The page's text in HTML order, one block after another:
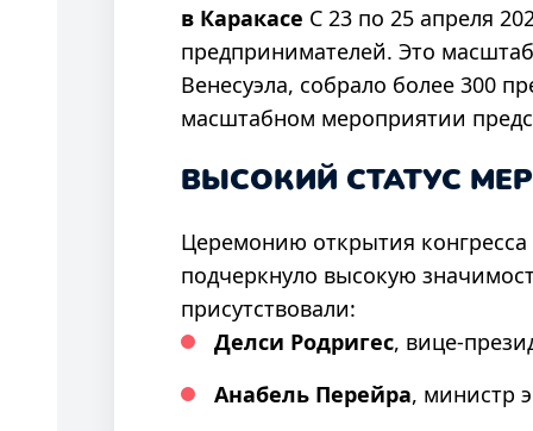
в Каракасе С 23 по 25 апреля
предпринимателей. Это
Венесуэла, собрало более 300
масштабном мероприятии
ВЫСОКИЙ СТАТУС
Церемонию открытия конгресса
подчеркнуло высокую
присутствовали:
Делси Родригес, вице-
Анабель Перейра, министр